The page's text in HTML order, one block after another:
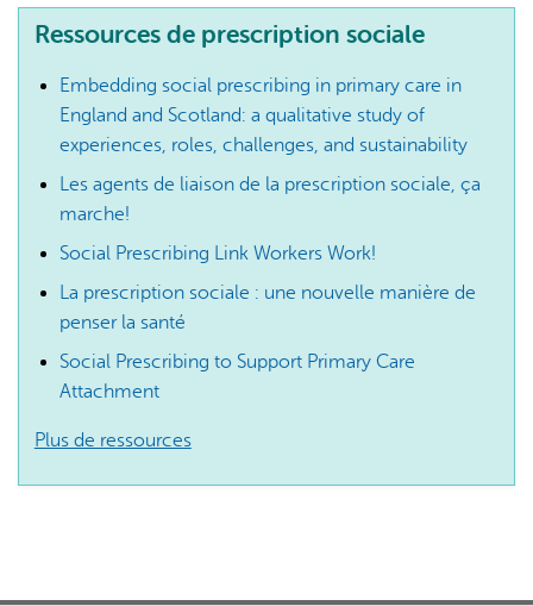
Ressources de prescription sociale
Embedding social prescribing in primary care in
England and Scotland: a qualitative study of
experiences, roles, challenges, and sustainability
Les agents de liaison de la prescription sociale, ça
marche!
Social Prescribing Link Workers Work!
La prescription sociale : une nouvelle manière de
penser la santé
Social Prescribing to Support Primary Care
Attachment
Plus de ressources